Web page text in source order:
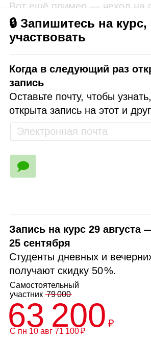
Вот ещё пример — чехол на
🔒 Запишитесь на
участвовать
Когда в следующий раз
запись
Оставьте почту, чтобы
открыта запись на этот и
Запись на курс 29 августа
25 сентября
Студенты дневных и
получают скидку 50 %.
Самостоятельный
участник79 000
63 200 ₽
С пн 10 авг 71 100 ₽
🗩